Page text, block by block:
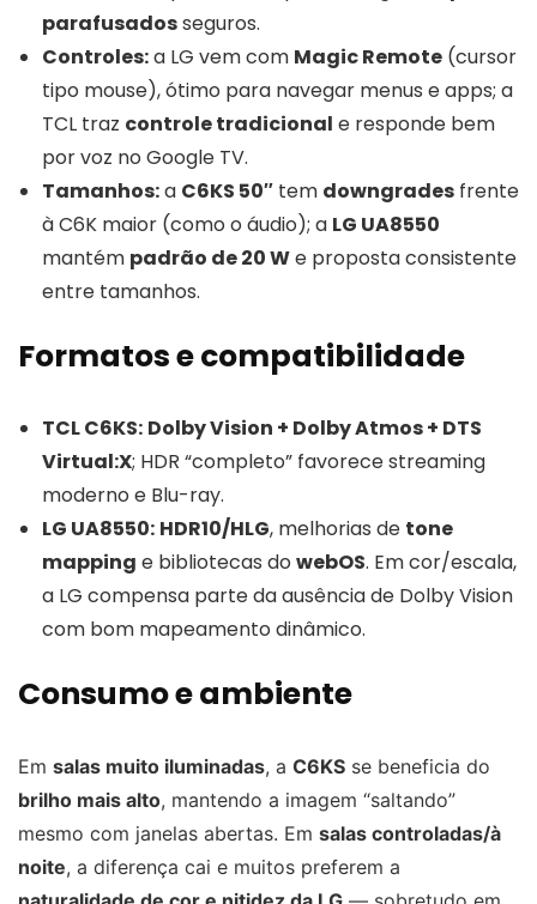
parafusadosseguros.
Controles:a LG vem com Magic Remote (cursor
tipo mouse), ótimo para navegar menus e apps; a
TCL traz controle tradicional e responde bem
por voz no Google TV.
Tamanhos:a C6KS 50″ tem downgrades frente
à C6K maior (como o áudio); a LG UA8550
mantém padrão de 20 We proposta consistente
entre tamanhos.
Formatos e compatibilidade
TCL C6KS: Dolby Vision + Dolby Atmos + DTS
Virtual:X; HDR “completo” favorece streaming
moderno e Blu-ray.
LG UA8550: HDR10/HLG, melhorias de tone
mapping e bibliotecas do webOS. Em cor/escala,
a LG compensa parte da ausência de Dolby Vision
com bom mapeamento dinâmico.
Consumo e ambiente
Em salas muito iluminadas, a C6KS se beneficia do
brilho mais alto, mantendo a imagem “saltando”
mesmo com janelas abertas. Em salas controladas/à
noite, a diferença cai e muitos preferem a